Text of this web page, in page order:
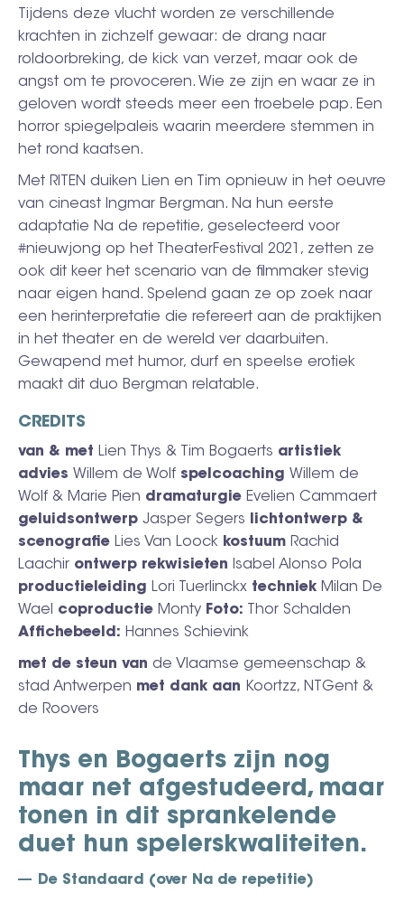
Tijdens deze vlucht worden ze verschillende
krachten in zichzelf gewaar: de drang naar
roldoorbreking, de kick van verzet, maar ook de
angst om te provoceren. Wie ze zijn en waar ze in
geloven wordt steeds meer een troebele pap. Een
horror spiegelpaleis waarin meerdere stemmen in
het rond kaatsen.
Met RITEN duiken Lien en Tim opnieuw in het oeuvre
van cineast Ingmar Bergman. Na hun eerste
adaptatie Na de repetitie, geselecteerd voor
#nieuwjong op het TheaterFestival 2021, zetten ze
ook dit keer het scenario van de filmmaker stevig
naar eigen hand. Spelend gaan ze op zoek naar
een herinterpretatie die refereert aan de praktijken
in het theater en de wereld ver daarbuiten.
Gewapend met humor, durf en speelse erotiek
maakt dit duo Bergman relatable.
CREDITS
van & met Lien Thys & Tim Bogaerts artistiek
advies Willem de Wolf spelcoaching Willem de
Wolf & Marie Pien dramaturgie Evelien Cammaert
geluidsontwerp Jasper Segers
lichtontwerp &
scenografie Lies Van Loock kostuum Rachid
Laachir ontwerp rekwisieten
Isabel Alonso Pola
productieleiding Lori Tuerlinckx techniek Milan De
Wael coproductie Monty Foto: Thor Schalden
Affichebeeld: Hannes Schievink
met de steun van de Vlaamse gemeenschap &
stad Antwerpen met dank aan Koortzz, NTGent &
de Roovers
Thys en Bogaerts zijn nog
maar net afgestudeerd, maar
tonen in dit sprankelende
duet hun spelerskwaliteiten.
De Standaard (over Na de repetitie)